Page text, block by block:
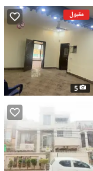
مقبول
5